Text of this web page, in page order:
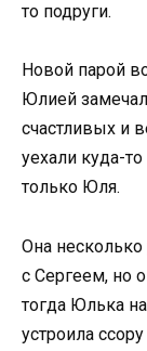
то подруги.
Новой парой
Юлией
счастливых и
уехали куда-
только Юля.
Она
с Сергеем, но
тогда Юлька
устроила